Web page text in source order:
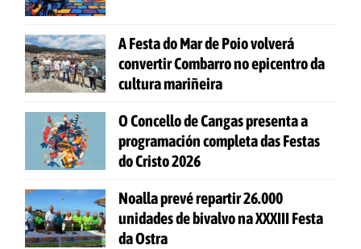
A Festa do Mar de Poio volverá
convertir Combarro no epicentro da
cultura mariñeira
O Concello de Cangas presenta a
programación completa das Festas
do Cristo 2026
Noalla prevé repartir 26.000
unidades de bivalvo na XXXIII Festa
da Ostra